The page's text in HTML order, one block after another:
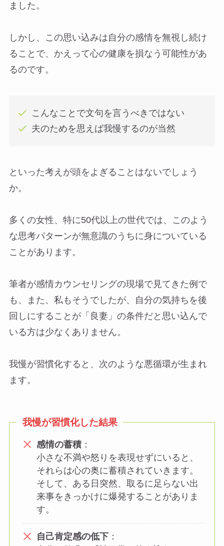
ました。
しかし、この思い込みは自分の感情を無視し続け
ることで、かえって心の健康を損なう可能性があ
るのです。
こんなことで文句を言うべきではない
夫のためを思えば我慢するのが当然
といった考えが頭をよぎることはないでしょう
か。
多くの女性、特に50代以上の世代では、このよう
な思考パターンが無意識のうちに身についている
ことがあります。
筆者が感情カウンセリングの現場で見てきた例で
も、また、私もそうでしたが、自分の気持ちを後
回しにすることが「良妻」の条件だと思い込んで
いる方は少なくありません。
我慢が習慣化すると、次のような悪循環が生まれ
ます。
我慢が習慣化した結果
感情の蓄積：
小さな不満や怒りを表現せずにいると、
それらは心の奥に蓄積されていきます。
そして、ある日突然、取るに足らない出
来事をきっかけに爆発することがありま
す。
自己肯定感の低下：